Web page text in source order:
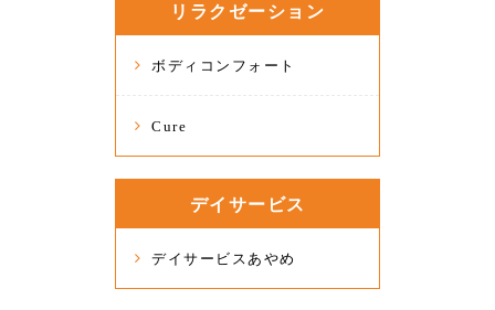
リラクゼーション
ボディコンフォート
Cure
デイサービス
デイサービスあやめ